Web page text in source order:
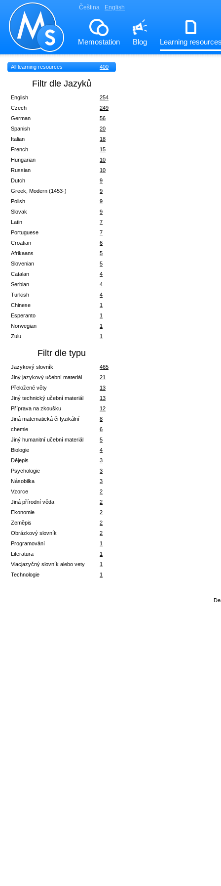
Čeština English
Memostation Blog Learning
All learning resources 400
Filtr dle Jazyků
English
254
Czech
249
German
56
Spanish
20
Italian
18
French
15
Hungarian
10
Russian
10
Dutch
9
Greek, Modern (1453-)
9
Polish
9
Slovak
9
Latin
7
Portuguese
7
Croatian
6
Afrikaans
5
Slovenian
5
Catalan
4
Serbian
4
Turkish
4
Chinese
1
Esperanto
1
Norwegian
1
Zulu
1
Filtr dle typu
Jazykový slovník
465
Jiný jazykový učební materiál
21
Přeložené věty
13
Jiný technický učební materiál
13
Příprava na zkoušku
12
Jiná matematická či fyzikální
8
chemie
6
Jiný humanitní učební materiál
5
Biologie
4
Dějepis
3
Psychologie
3
Násobilka
3
Vzorce
2
Jiná přírodní věda
2
Ekonomie
2
Zeměpis
2
Obrázkový slovník
2
Programování
1
Literatura
1
Viacjazyčný slovník alebo vety
1
Technologie
1